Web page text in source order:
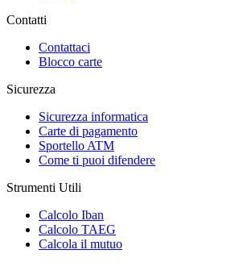
Contatti
Contattaci
Blocco carte
Sicurezza
Sicurezza informatica
Carte di pagamento
Sportello ATM
Come ti puoi difendere
Strumenti Utili
Calcolo Iban
Calcolo TAEG
Calcola il mutuo